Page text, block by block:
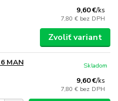
9,60 €/ks
7,80 € bez DPH
Zvoliť variant
MAN
9,60 €/ks
7,80 € bez DPH
Skladom